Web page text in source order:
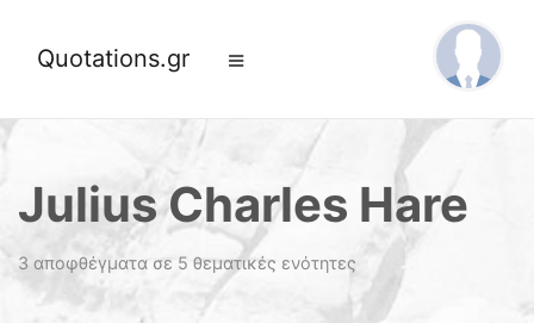
Quotations.gr
Julius Charles Hare
3 αποφθέγματα σε 5 θεματικές ενότητες